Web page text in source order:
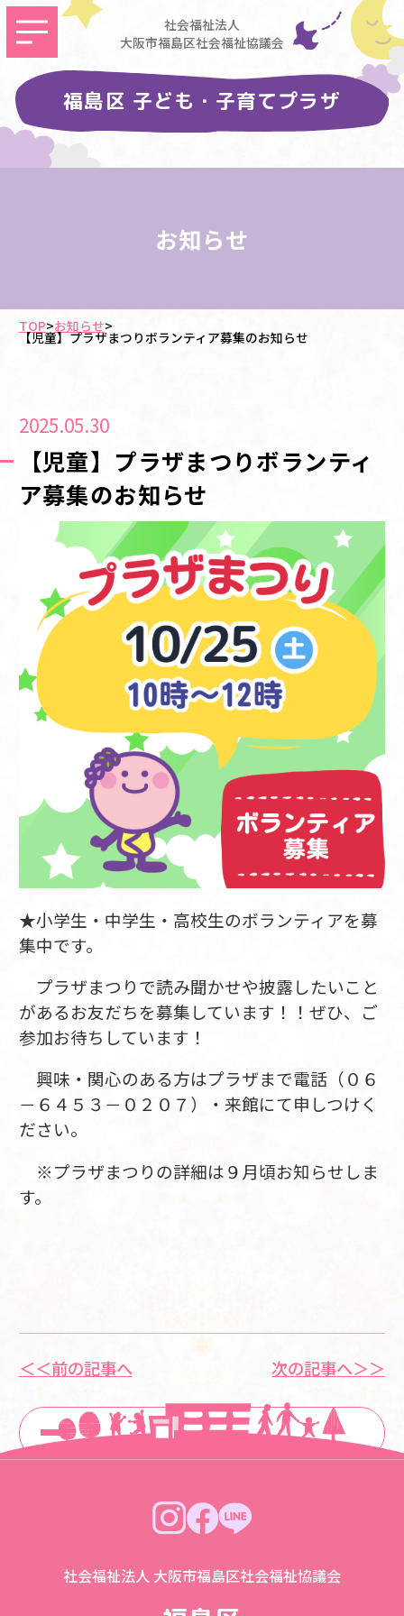
社会福祉法人
大阪市福島区社会福祉協議会
福島区 子ども・子育てプラザ
お知らせ
TOP>お知らせ>
【児童】プラザまつりボランティア募集のお知らせ
2025.05.30
【児童】プラザまつりボランティ
ア募集のお知らせ
★小学生・中学生・高校生のボランティアを募
集中です。
プラザまつりで読み聞かせや披露したいこと
があるお友だちを募集しています！！ぜひ、ご
参加お待ちしています！
興味・関心のある方はプラザまで電話（０６
－６４５３－０２０７）・来館にて申しつけく
ださい。
※プラザまつりの詳細は９月頃お知らせしま
す。
＜＜前の記事へ
一覧に戻る
次の記事へ＞＞
社会福祉法人 大阪市福島区社会福祉協議会